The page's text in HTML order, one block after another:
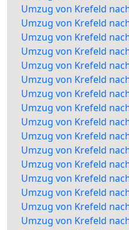
Umzug von Krefeld
Umzug von Krefeld
Umzug von Krefeld
Umzug von Krefeld
Umzug von Krefeld
Umzug von Krefeld
Umzug von Krefeld
Umzug von Krefeld
Umzug von Krefeld
Umzug von Krefeld
Umzug von Krefeld
Umzug von Krefeld
Umzug von Krefeld
Umzug von Krefeld
Umzug von Krefeld
Umzug von Krefeld